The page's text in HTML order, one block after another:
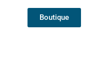
Boutique